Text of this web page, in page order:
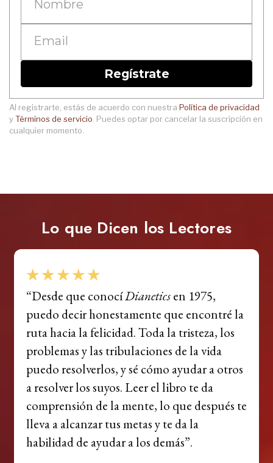
Regístrate
Al registrarte, estás de acuerdo con nuestra Política de privacidad
yTérminos de servicio . Puedes optar por cancelar la suscripción en
cualquier momento.
Lo que Dicen los Lectores
“Desde que conocíDianeticsen 1975,
puedo decir honestamente que encontré la
ruta hacia la felicidad. Toda la tristeza, los
problemas y las tribulaciones de la vida
puedo resolverlos, y sé cómo ayudar a otros
a resolver los suyos. Leer el libro te da
comprensión de la mente, lo que después te
lleva a alcanzar tus metas y te da la
habilidad de ayudar a los demás”.